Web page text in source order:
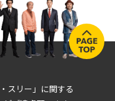
スリー」に関する